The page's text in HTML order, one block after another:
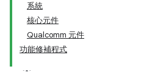
系統
核心元件
Qualcomm 元件
功能修補程式